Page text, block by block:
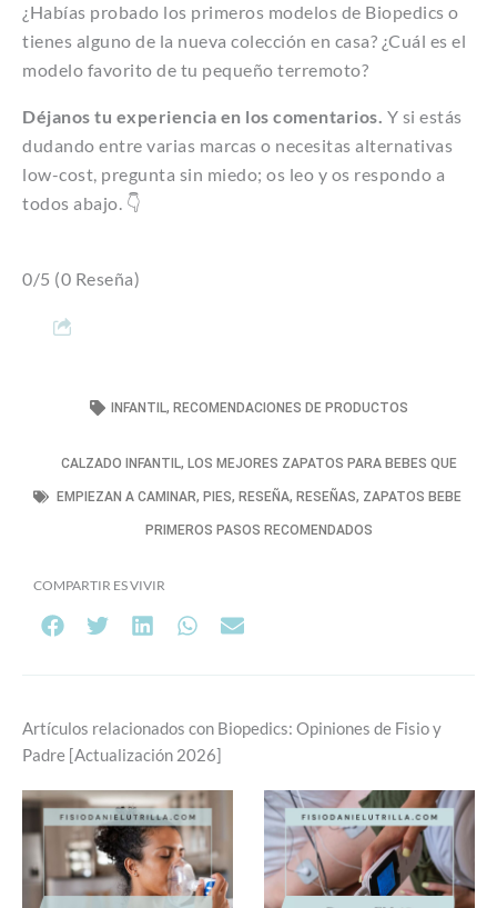
¿Habías probado los primeros modelos de Biopedics o
tienes alguno de la nueva colección en casa? ¿Cuál es el
modelo favorito de tu pequeño terremoto?
Déjanos tu experiencia en los comentarios. Y si estás
dudando entre varias marcas o necesitas alternativas
low-cost, pregunta sin miedo; os leo y os respondo a
todos abajo. 👇
0/5 (0 Reseña)
INFANTIL, RECOMENDACIONES DE PRODUCTOS
CALZADO INFANTIL, LOS MEJORES ZAPATOS PARA BEBES QUE
EMPIEZAN A CAMINAR, PIES, RESEÑA, RESEÑAS, ZAPATOS BEBE
PRIMEROS PASOS RECOMENDADOS
COMPARTIR ES VIVIR
Artículos relacionados con Biopedics: Opiniones de Fisio y
Padre [Actualización 2026]